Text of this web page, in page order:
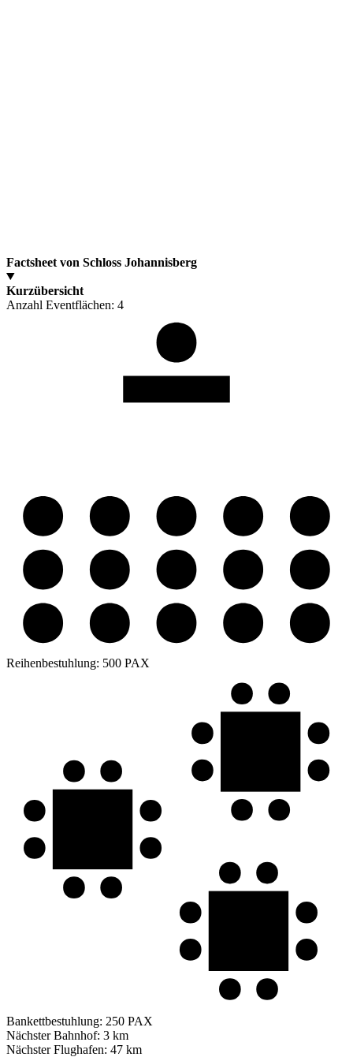
Factsheet von Schloss Johannisberg
Kurzübersicht
Anzahl Eventflächen: 4
Reihenbestuhlung: 500 PAX
Bankettbestuhlung: 250 PAX
Nächster Bahnhof: 3 km
Nächster Flughafen: 47 km